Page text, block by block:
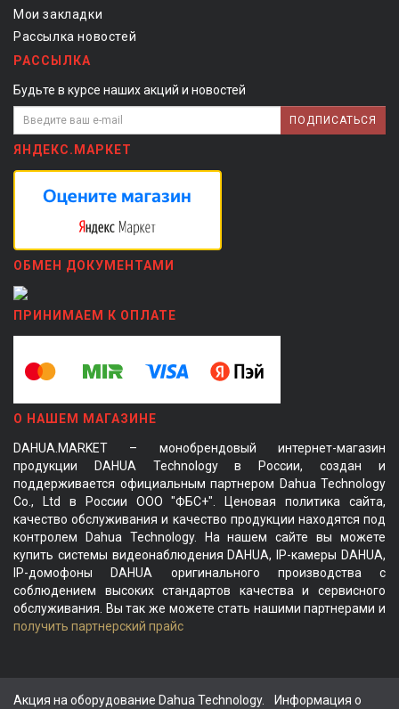
Мои закладки
Рассылка новостей
РАССЫЛКА
Будьте в курсе наших акций и новостей
ПОДПИСАТЬСЯ
ЯНДЕКС.МАРКЕТ
ОБМЕН ДОКУМЕНТАМИ
ПРИНИМАЕМ К ОПЛАТЕ
О НАШЕМ МАГАЗИНЕ
DAHUA.MARKET – монобрендовый интернет-магазин
продукции DAHUA Technology в России, создан и
поддерживается официальным партнером Dahua Technology
Co., Ltd в России ООО "ФБС+". Ценовая политика сайта,
качество обслуживания и качество продукции находятся под
контролем Dahua Technology. На нашем сайте вы можете
купить системы видеонаблюдения DAHUA, IP-камеры DAHUA,
IP-домофоны DAHUA оригинального производства с
соблюдением высоких стандартов качества и сервисного
обслуживания. Вы так же можете стать нашими партнерами и
получить партнерский прайс
Акция на оборудование Dahua Technology. Информация о